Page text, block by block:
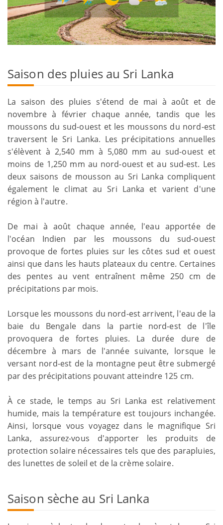
Saison des pluies au Sri Lanka
La saison des pluies s'étend de mai à août et de
novembre à février chaque année, tandis que les
moussons du sud-ouest et les moussons du nord-est
traversent le Sri Lanka. Les précipitations annuelles
s'élèvent à 2,540 mm à 5,080 mm au sud-ouest et
moins de 1,250 mm au nord-ouest et au sud-est. Les
deux saisons de mousson au Sri Lanka compliquent
également le climat au Sri Lanka et varient d'une
région à l'autre.
De mai à août chaque année, l'eau apportée de
l'océan Indien par les moussons du sud-ouest
provoque de fortes pluies sur les côtes sud et ouest
ainsi que dans les hauts plateaux du centre. Certaines
des pentes au vent entraînent même 250 cm de
précipitations par mois.
Lorsque les moussons du nord-est arrivent, l'eau de la
baie du Bengale dans la partie nord-est de l'île
provoquera de fortes pluies. La durée dure de
décembre à mars de l'année suivante, lorsque le
versant nord-est de la montagne peut être submergé
par des précipitations pouvant atteindre 125 cm.
À ce stade, le temps au Sri Lanka est relativement
humide, mais la température est toujours inchangée.
Ainsi, lorsque vous voyagez dans le magnifique Sri
Lanka, assurez-vous d'apporter les produits de
protection solaire nécessaires tels que des parapluies,
des lunettes de soleil et de la crème solaire.
Saison sèche au Sri Lanka